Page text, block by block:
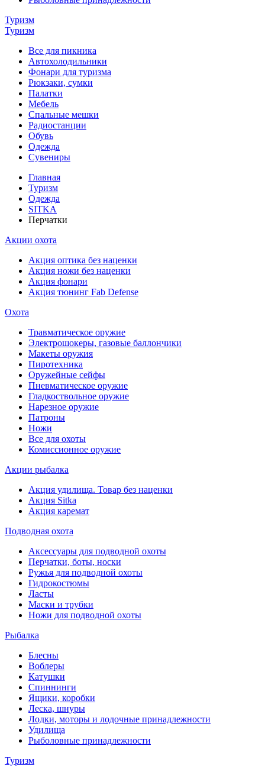
Туризм
Туризм
Все для пикника
Автохолодильники
Фонари для туризма
Рюкзаки, сумки
Палатки
Мебель
Спальные мешки
Радиостанции
Обувь
Одежда
Сувениры
Главная
Туризм
Одежда
SITKA
Перчатки
Акции охота
Акция оптика без наценки
Акция ножи без наценки
Акция фонари
Акция тюнинг Fab Defense
Охота
Травматическое оружие
Электрошокеры, газовые баллончики
Макеты оружия
Пиротехника
Оружейные сейфы
Пневматическое оружие
Гладкоствольное оружие
Нарезное оружие
Патроны
Ножи
Все для охоты
Комиссионное оружие
Акции рыбалка
Акция удилища. Товар без наценки
Акция Sitka
Акция каремат
Подводная охота
Аксессуары для подводной охоты
Перчатки, боты, носки
Ружья для подводной охоты
Гидрокостюмы
Ласты
Маски и трубки
Ножи для подводной охоты
Рыбалка
Блесны
Воблеры
Катушки
Спиннинги
Ящики, коробки
Леска, шнуры
Лодки, моторы и лодочные принадлежности
Удилища
Рыболовные принадлежности
Туризм